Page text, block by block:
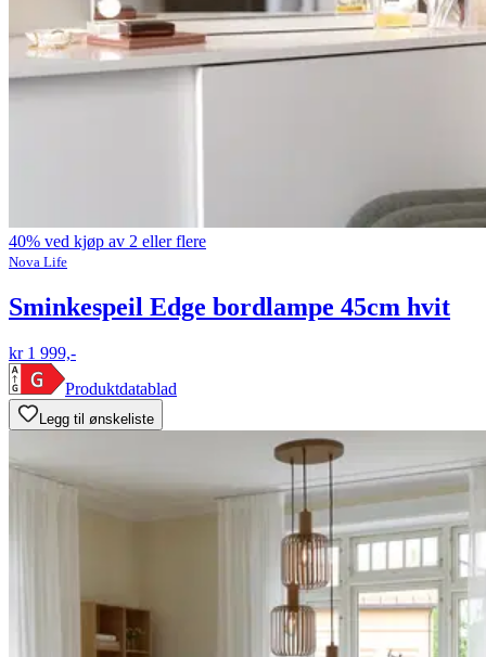
40% ved kjøp av 2 eller flere
Nova Life
Sminkespeil Edge bordlampe 45cm hvit
kr 1 999,-
Produktdatablad
Legg til ønskeliste